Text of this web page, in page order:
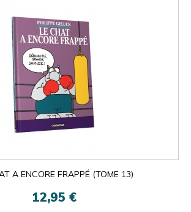
A ENCORE FRAPPÉ (TOME 13)
12,95 €